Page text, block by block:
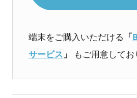
端末をご購入いただける 「
サービス 」 もご用意してお